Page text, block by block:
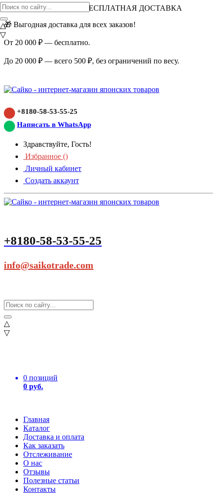
ВНИМАНИЕ АКЦИЯ!
БЕСПЛАТНАЯ ДОСТАВКА
🎁 Выгодная доставка для всех заказов!
От 20 000 ₽ — бесплатно.
До 20 000 ₽ — всего 500 ₽, без ограничений по весу.
+8180-58-53-55-25
Написать в WhatsApp
Здравствуйте, Гость!
Избранное ()
Личный кабинет
Создать аккаунт
+8180-58-53-55-25
info@saikotrade.com
△
▽
0 позиций
0 руб.
Главная
Каталог
Доставка и оплата
Как заказать
Отслеживание
О нас
Отзывы
Полезные статьи
Контакты
△
▽